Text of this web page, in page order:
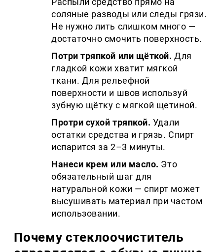
соляные разводы или следы грязи.
Не нужно лить слишком много —
достаточно смочить поверхность.
Потри тряпкой или щёткой. Для
гладкой кожи хватит мягкой
ткани. Для рельефной
поверхности и швов используй
зубную щётку с мягкой щетиной.
Протри сухой тряпкой. Удали
остатки средства и грязь. Спирт
испарится за 2–3 минуты.
Нанеси крем или масло. Это
обязательный шаг для
натуральной кожи — спирт может
высушивать материал при частом
использовании.
Почему стеклоочиститель